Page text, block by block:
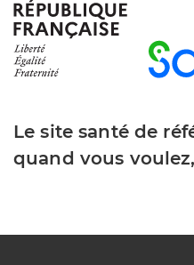
Le site santé de
quand vous